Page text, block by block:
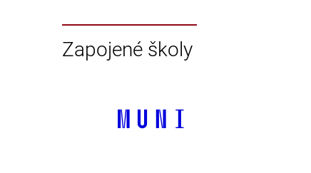
Zapojené školy